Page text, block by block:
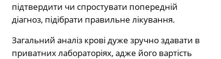
підтвердити чи спростувати попередній
діагноз, підібрати правильне лікування.
Загальний аналіз крові дуже зручно здавати в
приватних лабораторіях, адже його вартість